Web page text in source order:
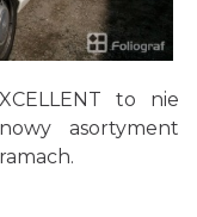
to nie
asortyment